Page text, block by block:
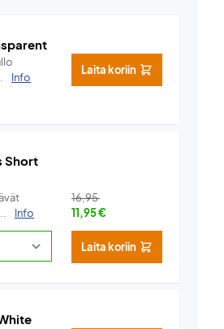
Info
Laita koriin
Short
Info
16,95
11,95€
Laita koriin